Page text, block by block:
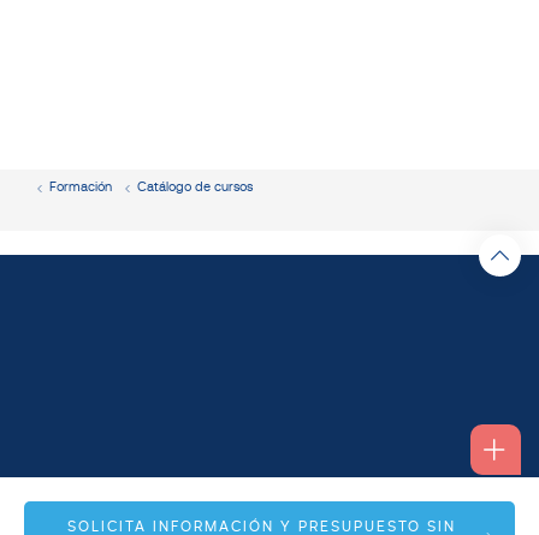
SOLICITA INFORMACIÓN Y PRESUPUESTO SIN
Formación Catálogo de cursos
Alfonso I, 17 Planta 1ª